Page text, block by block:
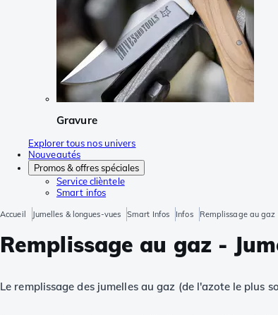
Gravure
Explorer tous nos univers
Nouveautés
Promos & offres spéciales
Service clièntele
Smart infos
Accueil Jumelles & longues-vues Smart Infos Infos Remplissage au gaz
Remplissage au gaz -
Le remplissage des jumelles au gaz (de l'azote le plus